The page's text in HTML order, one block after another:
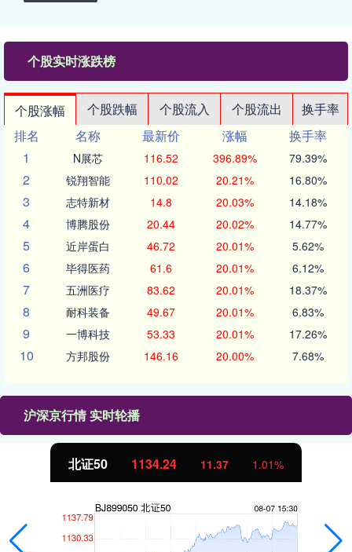
个股实时涨跌榜
个股涨幅 个股跌幅 个股流入 个股流出
换手率
排名
名称 最新价 涨幅
换手率
1
N展芯 116.52 396.89% 79.39%
2 锐翔智能 110.02 20.21% 16.80%
3 志特新材 14.8 20.03% 14.18%
4 博腾股份 20.44 20.02% 14.77%
5 近岸蛋白 46.72 20.01% 5.62%
6 毕得医药 61.6 20.01% 6.12%
7 五洲医疗 83.62 20.01% 18.37%
8 耐科装备 49.67 20.01% 6.83%
9 一博科技 53.33 20.01% 17.26%
10 方邦股份 146.16 20.00% 7.68%
沪深京行情 实时轮播
北证50 1134.24 11.37 1.01%